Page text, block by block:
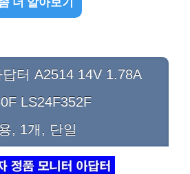
터 A2514 14V 1.78A
LS24F352F
, 1개, 단일